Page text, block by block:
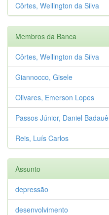
Côrtes, Wellington da Silva
Membros da Banca
Côrtes, Wellington da Silva
Giannocco, Gisele
Olivares, Emerson Lopes
Passos Júnior, Daniel Badauê
Reis, Luís Carlos
Assunto
depressão
desenvolvimento